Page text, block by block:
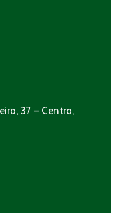
37 – Centro,